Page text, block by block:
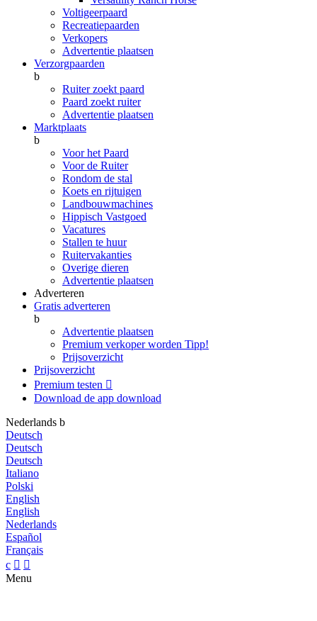
Voltigeerpaard
Recreatiepaarden
Verkopers
Advertentie plaatsen
Verzorgpaarden
b
Ruiter zoekt paard
Paard zoekt ruiter
Advertentie plaatsen
Marktplaats
b
Voor het Paard
Voor de Ruiter
Rondom de stal
Koets en rijtuigen
Landbouwmachines
Hippisch Vastgoed
Vacatures
Stallen te huur
Ruitervakanties
Overige dieren
Advertentie plaatsen
Adverteren
Gratis adverteren
b
Advertentie plaatsen
Premium verkoper worden Tipp!
Prijsoverzicht
Prijsoverzicht
Premium testen 
Download de app download
Nederlands b
Deutsch
Deutsch
Deutsch
Italiano
Polski
English
English
Nederlands
Español
Français
c  
Menu